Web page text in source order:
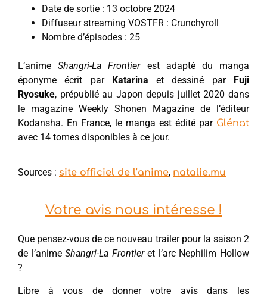
Date de sortie : 13 octobre 2024
Diffuseur streaming VOSTFR : Crunchyroll
Nombre d’épisodes : 25
L’animeShangri-La Frontier est adapté du manga
éponyme écrit par Katarina et dessiné par Fuji
Ryosuke, prépublié au Japon depuis juillet 2020 dans
le magazine Weekly Shonen Magazine de l’éditeur
Kodansha. En France, le manga est édité par Glénat
avec 14 tomes disponibles à ce jour.
Sources : site officiel de l’anime, natalie.mu
Votre avis nous intéresse !
Que pensez-vous de ce nouveau trailer pour la saison 2
de l’animeShangri-La Frontieret l’arc Nephilim Hollow
?
Libre à vous de donner votre avis dans les